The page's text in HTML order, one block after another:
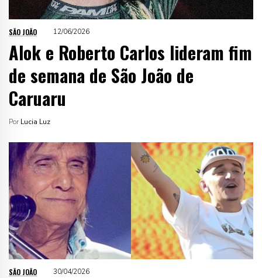
SÃO JOÃO 12/06/2026
Alok e Roberto Carlos lideram fim
de semana de São João de
Caruaru
Por Lucia Luz
SÃO JOÃO 30/04/2026